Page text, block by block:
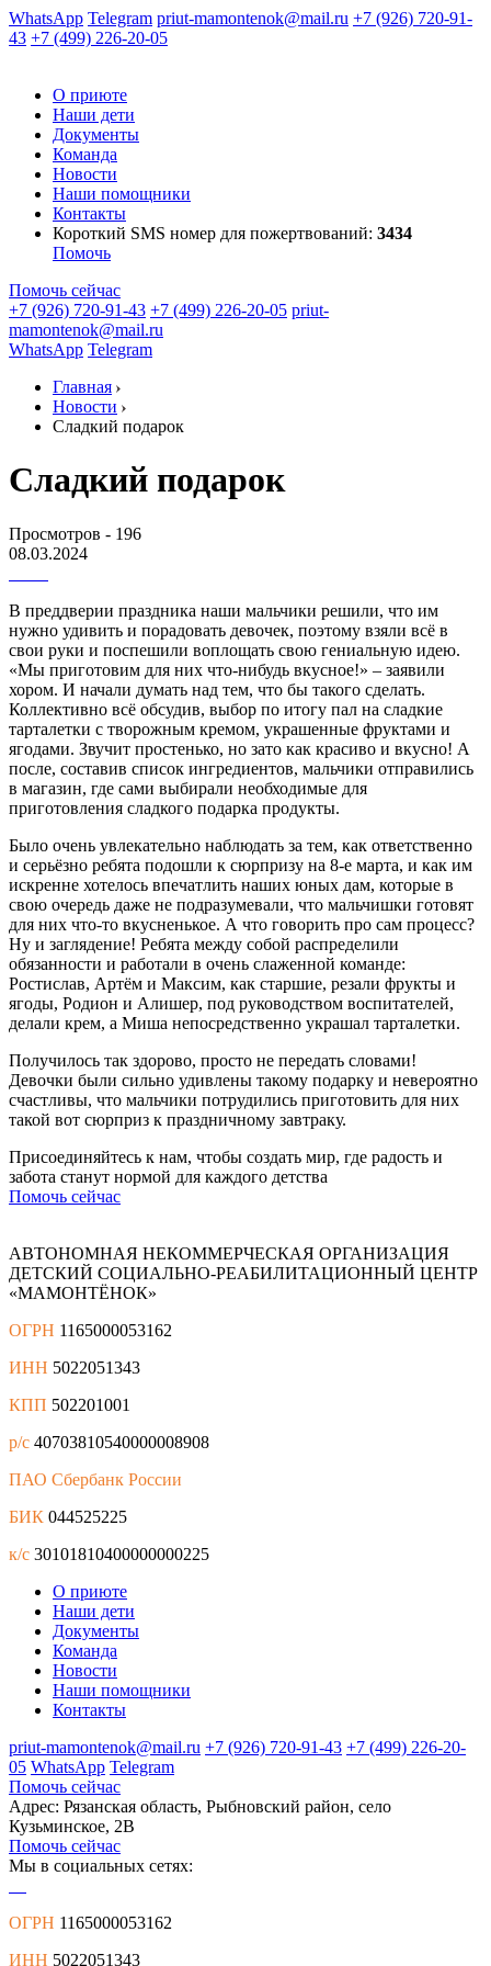
WhatsApp Telegram priut-mamontenok@mail.ru +7 (926) 720-91-
43 +7 (499) 226-20-05
О приюте
Наши дети
Документы
Команда
Новости
Наши помощники
Контакты
Короткий SMS номер для пожертвований: 3434
Помочь
Помочь сейчас
+7 (926) 720-91-43 +7 (499) 226-20-05 priut-
mamontenok@mail.ru
WhatsApp Telegram
Главная
Новости
Сладкий подарок
Сладкий подарок
Просмотров - 196
08.03.2024
В преддверии праздника наши мальчики решили, что им
нужно удивить и порадовать девочек, поэтому взяли всё в
свои руки и поспешили воплощать свою гениальную идею.
«Мы приготовим для них что-нибудь вкусное!» – заявили
хором. И начали думать над тем, что бы такого сделать.
Коллективно всё обсудив, выбор по итогу пал на сладкие
тарталетки с творожным кремом, украшенные фруктами и
ягодами. Звучит простенько, но зато как красиво и вкусно! А
после, составив список ингредиентов, мальчики отправились
в магазин, где сами выбирали необходимые для
приготовления сладкого подарка продукты.
Было очень увлекательно наблюдать за тем, как ответственно
и серьёзно ребята подошли к сюрпризу на 8-е марта, и как им
искренне хотелось впечатлить наших юных дам, которые в
свою очередь даже не подразумевали, что мальчишки готовят
для них что-то вкусненькое. А что говорить про сам процесс?
Ну и заглядение! Ребята между собой распределили
обязанности и работали в очень слаженной команде:
Ростислав, Артём и Максим, как старшие, резали фрукты и
ягоды, Родион и Алишер, под руководством воспитателей,
делали крем, а Миша непосредственно украшал тарталетки.
Получилось так здорово, просто не передать словами!
Девочки были сильно удивлены такому подарку и невероятно
счастливы, что мальчики потрудились приготовить для них
такой вот сюрприз к праздничному завтраку.
Присоединяйтесь к нам, чтобы создать мир, где радость и
забота станут нормой для каждого детства
Помочь сейчас
АВТОНОМНАЯ НЕКОММЕРЧЕСКАЯ ОРГАНИЗАЦИЯ
ДЕТСКИЙ СОЦИАЛЬНО-РЕАБИЛИТАЦИОННЫЙ ЦЕНТР
«МАМОНТЁНОК»
ОГРН 1165000053162
ИНН 5022051343
КПП 502201001
р/с 40703810540000008908
ПАО Сбербанк России
БИК 044525225
к/с 30101810400000000225
О приюте
Наши дети
Документы
Команда
Новости
Наши помощники
Контакты
priut-mamontenok@mail.ru +7 (926) 720-91-43 +7 (499) 226-20-
05 WhatsApp Telegram
Помочь сейчас
Адрес: Рязанская область, Рыбновский район, село
Кузьминское, 2В
Помочь сейчас
Мы в социальных сетях:
ОГРН 1165000053162
ИНН 5022051343